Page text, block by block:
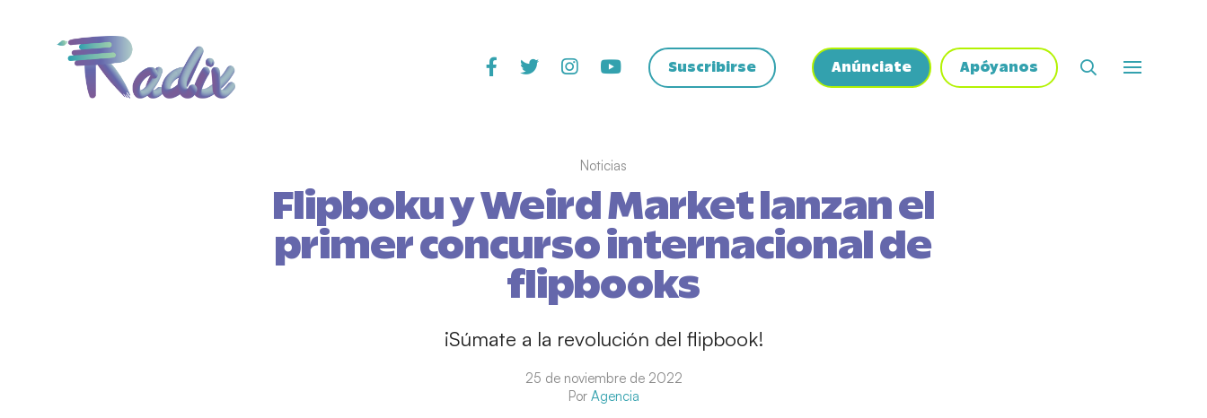
Suscribirse Anúnciate Apóyanos
Noticias
Flipboku y Weird Market lanzan el
primer concurso internacional de
flipbooks
¡Súmate a la revolución del flipbook!
25 de noviembre de 2022
Por Agencia